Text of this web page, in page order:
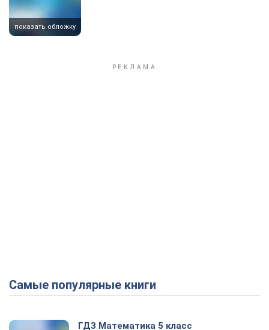
показать обложку
Самые популярные книги
ГДЗ Математика 5 класс